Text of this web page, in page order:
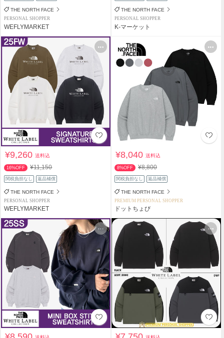
THE NORTH FACE
PERSONAL SHOPPER
WEFLYMARKET
THE NORTH FACE
PERSONAL SHOPPER
K-マーケット
¥9,260送料込
16%OFF ¥11,150
関税負担なし 返品補償
THE NORTH FACE
PERSONAL SHOPPER
WEFLYMARKET
¥8,040送料込
8%OFF ¥8,800
関税負担なし 返品補償
THE NORTH FACE
PREMIUM PERSONAL SHOPPER
ドットちょび